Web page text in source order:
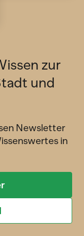
zur
und
Newsletter
in